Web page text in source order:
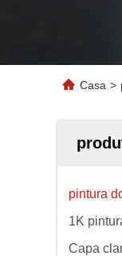
Casa >
pintura
1K
Capa